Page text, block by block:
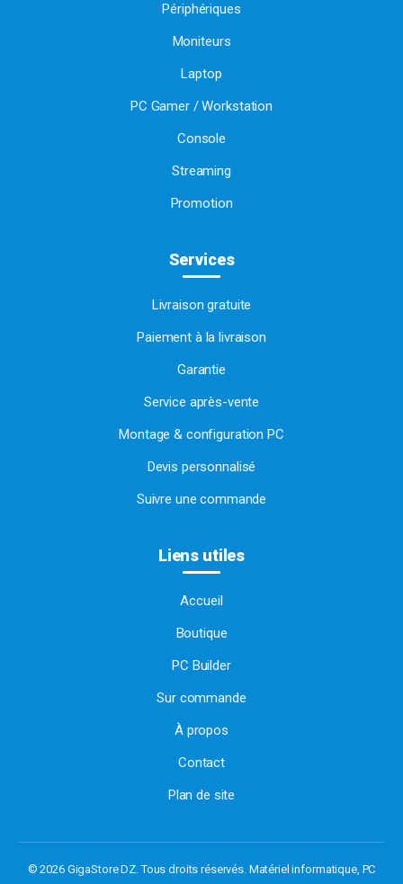
Périphériques
Moniteurs
Laptop
PC Gamer / Workstation
Console
Streaming
Promotion
Services
Livraison gratuite
Paiement à la livraison
Garantie
Service après-vente
Montage & configuration PC
Devis personnalisé
Suivre une commande
Liens utiles
Accueil
Boutique
PC Builder
Sur commande
À propos
Contact
Plan de site
© 2026 GigaStore DZ. Tous droits réservés. Matériel informatique, PC